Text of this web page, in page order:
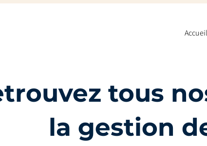
Accueil
tous
la gestion